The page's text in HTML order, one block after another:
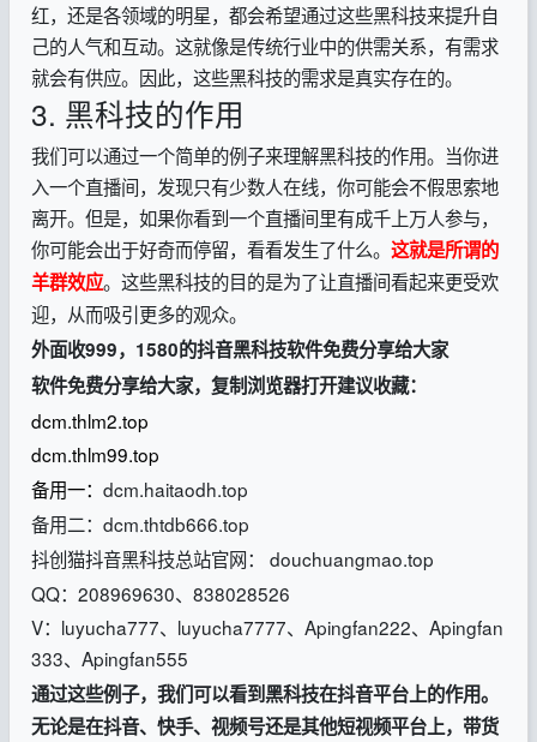
红，还是各领域的明星，都会希望通过这些黑科技来提升自
己的人气和互动。这就像是传统行业中的供需关系，有需求
就会有供应。因此，这些黑科技的需求是真实存在的。
3. 黑科技的作用
我们可以通过一个简单的例子来理解黑科技的作用。当你进
入一个直播间，发现只有少数人在线，你可能会不假思索地
离开。但是，如果你看到一个直播间里有成千上万人参与，
你可能会出于好奇而停留，看看发生了什么。 这就是所谓的
羊群效应。这些黑科技的目的是为了让直播间看起来更受欢
迎，从而吸引更多的观众。
外面收999，1580的抖音黑科技软件免费分享给大家
软件免费分享给大家，复制浏览器打开建议收藏：
dcm.thlm2.top
dcm.thlm99.top
备用一： dcm.haitaodh.top
备用二：dcm.thtdb666.top
抖创猫抖音黑科技总站官网： douchuangmao.top
QQ：208969630、838028526
V：luyucha777、luyucha7777、Apingfan222、Apingfan
333、Apingfan555
通过这些例子，我们可以看到黑科技在抖音平台上的作用。
无论是在抖音、快手、视频号还是其他短视频平台上，带货